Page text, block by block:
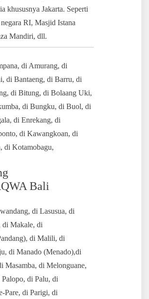
khususnya Jakarta. Seperti
RI, Masjid Istana
Mandiri, dll.
di Amurang, di
di Bantaeng, di Barru, di
di Bitung, di Bolaang Uki,
di Bungku, di Buol, di
di Enrekang, di
di Kawangkoan, di
di Kotamobagu,
Bali
di Lasusua, di
Makale, di
di Malili, di
di Manado (Menado),di
Masamba, di Melonguane,
di Palu, di
Pare, di Parigi, di